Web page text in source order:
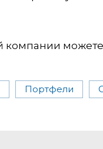
можете
Портфели